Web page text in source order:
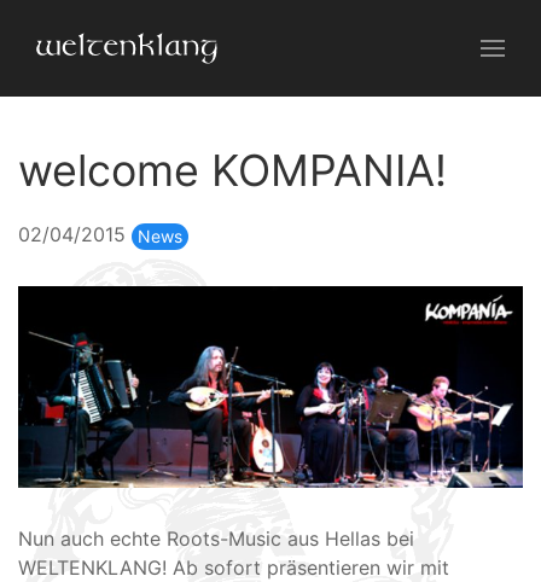
welcome KOMPANIA!
02/04/2015 News
Nun auch echte Roots-Music aus Hellas bei
WELTENKLANG! Ab sofort präsentieren wir mit